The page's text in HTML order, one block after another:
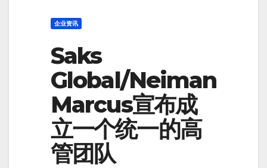
企业资讯
Saks
Global/Neiman
Marcus宣布成
立一个统一的高
管团队